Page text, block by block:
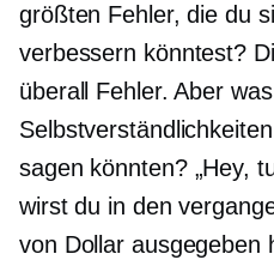
größten Fehler, die du
verbessern könntest?
überall Fehler. Aber
sagen könnten? „Hey,
wirst du in den
von Dollar ausgegeben